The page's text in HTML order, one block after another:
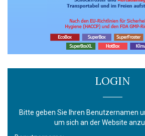
LOGIN
Bitte geben Sie Ihren Benutzernamen
um sich an der Website